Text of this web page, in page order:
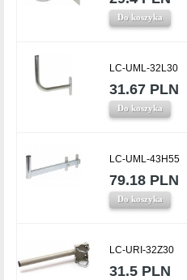
Do koszyka
LC-UML-32L30
31.67 PLN
Do koszyka
LC-UML-43H55
79.18 PLN
Do koszyka
LC-URI-32Z30
31.5 PLN